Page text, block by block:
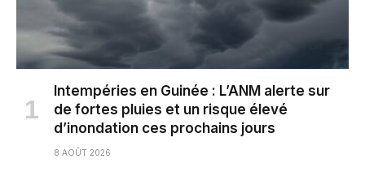
Intempéries en Guinée : L’ANM alerte sur
de fortes pluies et un risque élevé
d’inondation ces prochains jours
8 AOÛT 2026